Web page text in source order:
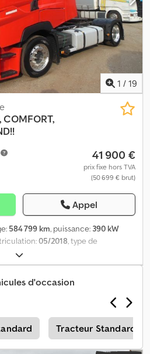
60 R22,5 – État : 8 mm Arrière :
main Entretien régulier ÉTAT
: FB : Dvorak Truck - Servis
VENTE EN COMMISSION DE
SERVICE CAMIONS
DE CAMIONS Contrôle des
1 / 19
41 900 €
prix fixe hors TVA
(50 699 € brut)
Appel
584 799 km, puissance: 390 kW
05/2018, type de
18 000 kg
d'engrenage:automatique, classe
ABS, chauffage de
HIGH COMFORT LOWDECK 1ère
AUTOMATIQUE 584 799 KM
RÉGULATEUR DE VITESSE
RÉFRIGÉRATEUR 2
BLOQUANT JANTES ALU
d'occasion
Tracteur Standard